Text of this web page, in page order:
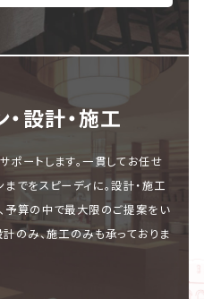
設計・施⼯
ポートします。一貫してお任せ
でをスピーディに。設計・施工
予算の中で最大限のご提案をい
計のみ、施工のみも承っておりま